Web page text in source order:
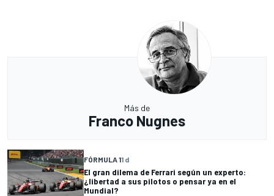
Más de
Franco Nugnes
FÓRMULA 11 d
El gran dilema de Ferrari según un experto:
¿libertad a sus pilotos o pensar ya en el
Mundial?